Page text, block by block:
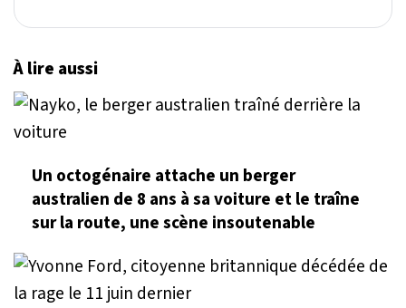
À lire aussi
Un octogénaire attache un berger
australien de 8 ans à sa voiture et le traîne
sur la route, une scène insoutenable